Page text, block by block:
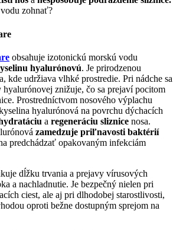
zohnať?
obsahuje izotonickú morskú vodu
hyalurónovú. Je prirodzenou
kde udržiava vlhké prostredie. Pri nádche sa
hyalurónovej znižuje, čo sa prejaví pocitom
Prostredníctvom nosového výplachu
hyalurónová na povrchu dýchacích
a regeneráciu sliznice nosa.
zamedzuje priľnavosti baktérií
predchádzať opakovaným infekciám
dĺžku trvania a prejavy vírusových
a nachladnutie. Je bezpečný nielen pri
ciest, ale aj pri dlhodobej starostlivosti,
oproti bežne dostupným sprejom na